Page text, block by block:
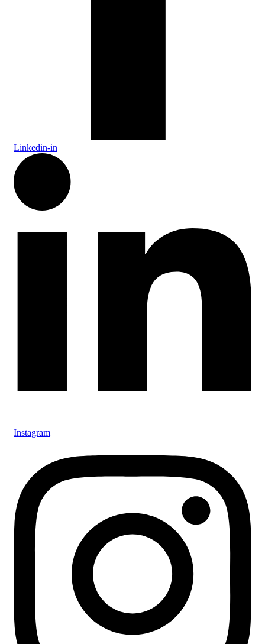
Linkedin-in
Instagram